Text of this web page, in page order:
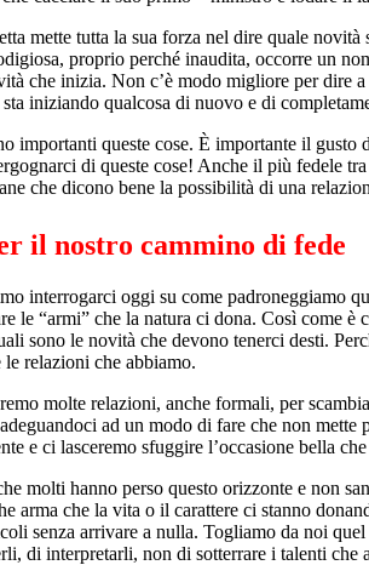
mette tutta la sua forza nel dire quale
proprio perché inaudita, occorre un
che inizia. Non c’è modo migliore per dire
iniziando qualcosa di nuovo e di
importanti queste cose. È importante il gusto
di queste cose! Anche il più fedele
che dicono bene la possibilità di una
il nostro cammino di fede
interrogarci oggi su come padroneggiamo
le “armi” che la natura ci dona. Così come
sono le novità che devono tenerci desti.
le relazioni che abbiamo.
molte relazioni, anche formali, per
ad un modo di fare che non
e ci lasceremo sfuggire l’occasione bella
molti hanno perso questo orizzonte e non
arma che la vita o il carattere ci stanno
senza arrivare a nulla. Togliamo da noi
di interpretarli, non di sotterrare i talenti che